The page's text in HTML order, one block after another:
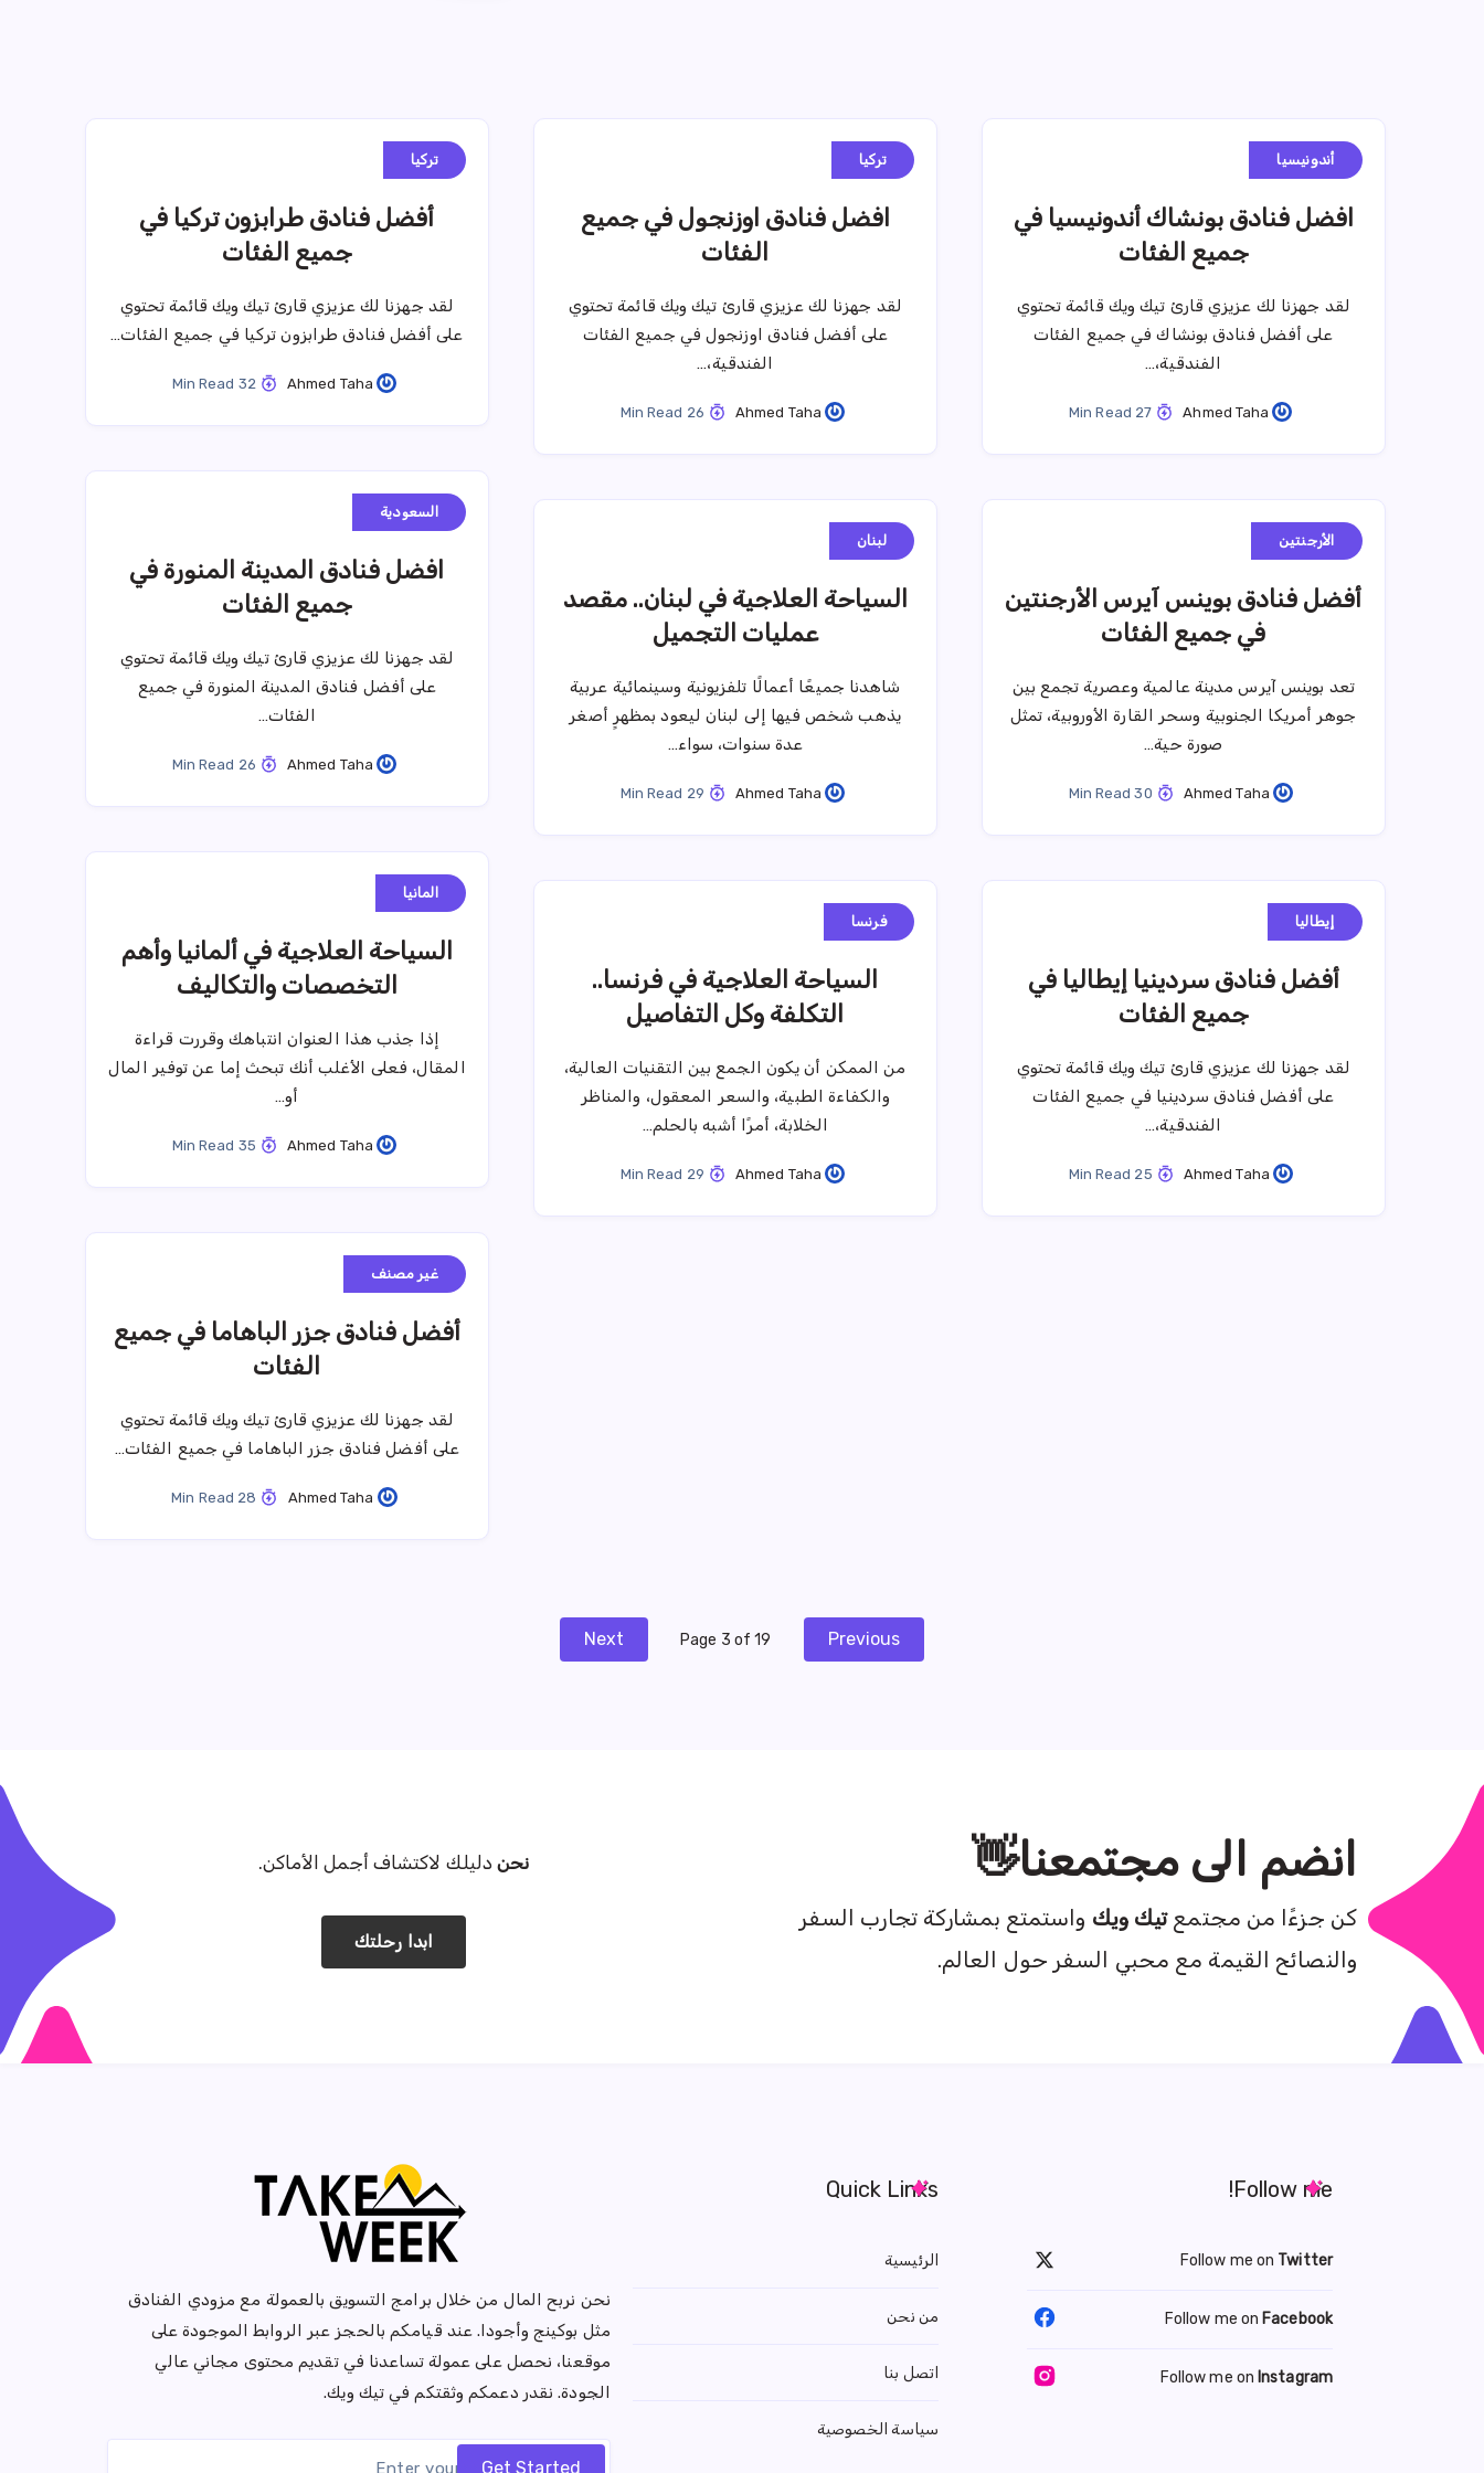
تركيا
أفضل فنادق طرابزون تركيا في
جميع الفئات
لقد جهزنا لك عزيزي قارئ تيك ويك قائمة تحتوي
على أفضل فنادق طرابزون تركيا في جميع الفئات…
Ahmed Taha
32 Min Read
تركيا
افضل فنادق اوزنجول في جميع
الفئات
لقد جهزنا لك عزيزي قارئ تيك ويك قائمة تحتوي
على أفضل فنادق اوزنجول في جميع الفئات
الفندقية،…
Ahmed Taha
أندونيسيا
افضل فنادق بونشاك أندونيسيا في
جميع الفئات
لقد جهزنا لك عزيزي قارئ تيك ويك قائمة تحتوي
على أفضل فنادق بونشاك في جميع الفئات
الفندقية،…
Ahmed Taha
السعودية
افضل فنادق المدينة المنورة في
جميع الفئات
لقد جهزنا لك عزيزي قارئ تيك ويك قائمة تحتوي
على أفضل فنادق المدينة المنورة في جميع
الفئات…
Ahmed Taha
لبنان
السياحة العلاجية في لبنان.. مقصد
عمليات التجميل
شاهدنا جميعًا أعمالًا تلفزيونية وسينمائية عربية
يذهب شخص فيها إلى لبنان ليعود بمظهرٍ أصغر
عدة سنوات، سواء…
Ahmed Taha
الأرجنتين
أفضل فنادق بوينس آيرس الأرجنتين
في جميع الفئات
تعد بوينس آيرس مدينة عالمية وعصرية تجمع بين
جوهر أمريكا الجنوبية وسحر القارة الأوروبية، تمثل
صورة حية…
Ahmed Taha
المانيا
السياحة العلاجية في ألمانيا وأهم
التخصصات والتكاليف
إذا جذب هذا العنوان انتباهك وقررت قراءة
المقال، فعلى الأغلب أنك تبحث إما عن توفير المال
أو…
Ahmed Taha
فرنسا
السياحة العلاجية في فرنسا..
التكلفة وكل التفاصيل
من الممكن أن يكون الجمع بين التقنيات العالية،
والكفاءة الطبية، والسعر المعقول، والمناظر
الخلابة، أمرًا أشبه بالحلم…
Ahmed Taha
إيطاليا
أفضل فنادق سردينيا إيطاليا في
جميع الفئات
لقد جهزنا لك عزيزي قارئ تيك ويك قائمة تحتوي
على أفضل فنادق سردينيا في جميع الفئات
الفندقية،…
Ahmed Taha
غير مصنف
أفضل فنادق جزر الباهاما في جميع
الفئات
لقد جهزنا لك عزيزي قارئ تيك ويك قائمة تحتوي
على أفضل فنادق جزر الباهاما في جميع الفئات…
Ahmed Taha
Previous
Page 3 of 19
Next
انضم الى مجتمعنا👋
كن جزءًا من مجتمع تيك ويك واستمتع بمشاركة تجارب السفر
والنصائح القيمة مع محبي السفر حول العالم.
نحندليلك لاكتشاف أجمل الأماكن.
ابدا رحلتك
Follow me!
Follow me on Twitter
Follow me on Facebook
Follow me on Instagram
Quick Links
الرئيسية
من نحن
اتصل بنا
سياسة الخصوصية
نحن نربح المال من خلال برامج التسويق بالعمولة مع مزودي الفنادق
مثل بوكينج وأجودا. عند قيامكم بالحجز عبر الروابط الموجودة على
موقعنا، نحصل على عمولة تساعدنا في تقديم محتوى مجاني عالي
الجودة. نقدر دعمكم وثقتكم في تيك ويك.
Get Started